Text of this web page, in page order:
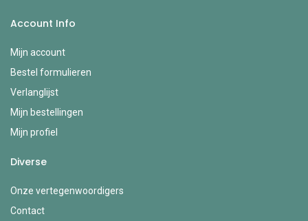
Account Info
Mijn account
Bestel formulieren
Verlanglijst
Mijn bestellingen
Mijn profiel
Diverse
Onze vertegenwoordigers
Contact